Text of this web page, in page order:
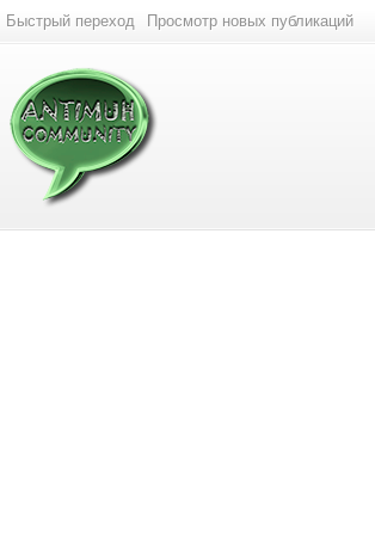
Быстрый переход Просмотр новых публикаций